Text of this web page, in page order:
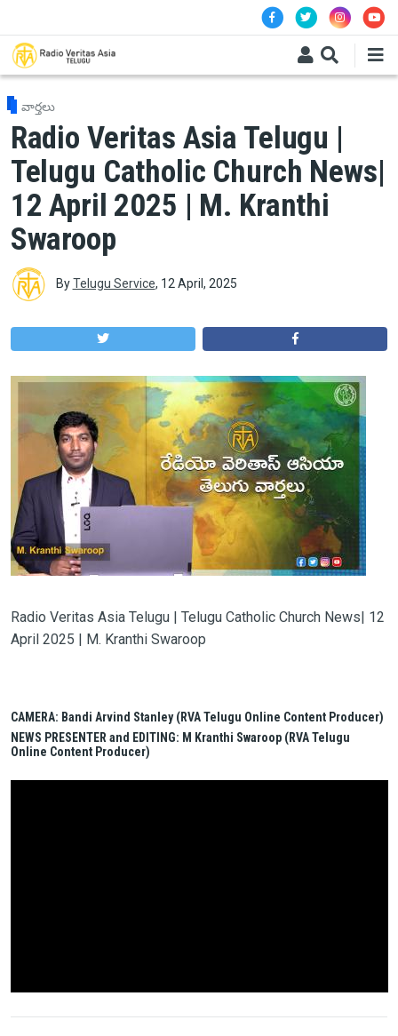
వార్తలు
Radio Veritas Asia Telugu |
Telugu Catholic Church News|
12 April 2025 | M. Kranthi
Swaroop
ByTelugu Service, 12 April, 2025
Radio Veritas Asia Telugu | Telugu Catholic Church News| 12
April 2025 | M. Kranthi Swaroop
CAMERA: Bandi Arvind Stanley (RVA Telugu Online Content Producer)
NEWS PRESENTER and EDITING: M Kranthi Swaroop (RVA Telugu
Online Content Producer)